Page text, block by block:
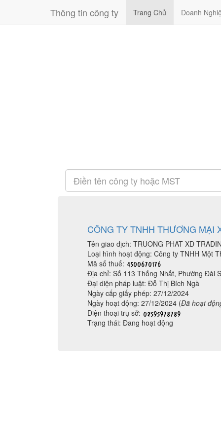
Thông tin công ty Trang Chủ Doanh
CÔNG TY TNHH THƯƠNG MẠI
Tên giao dịch: TRUONG PHAT XD
Loại hình hoạt động: Công ty TNHH Một
Mã số thuế:
Địa chỉ: Số 113 Thống Nhất, Phường Đài
Đại diện pháp luật: Đỗ Thị Bích Ngà
Ngày cấp giấy phép: 27/12/2024
Ngày hoạt động: 27/12/2024 (Đã hoạt
Điện thoại trụ sở:
Trạng thái: Đang hoạt động